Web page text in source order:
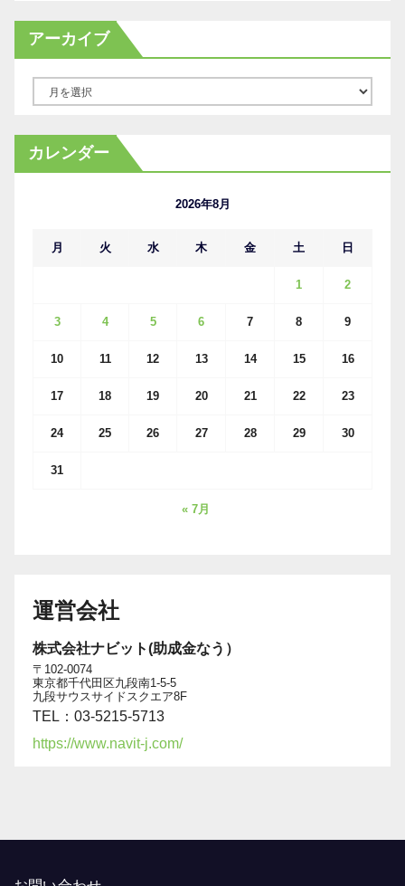
アーカイブ
カ
イ
カレンダー
2026年8月
月 火 水 木 金 土 日
1 2
3 4 5 6 7 8 9
10 11 12 13 14 15 16
17 18 19 20 21 22 23
24 25 26 27 28 29 30
31
« 7月
運営会社
株式会社ナビット(助成金なう）
〒102-0074
東京都千代田区九段南1-5-5
九段サウスサイドスクエア8F
TEL：03-5215-5713
https://www.navit-j.com/